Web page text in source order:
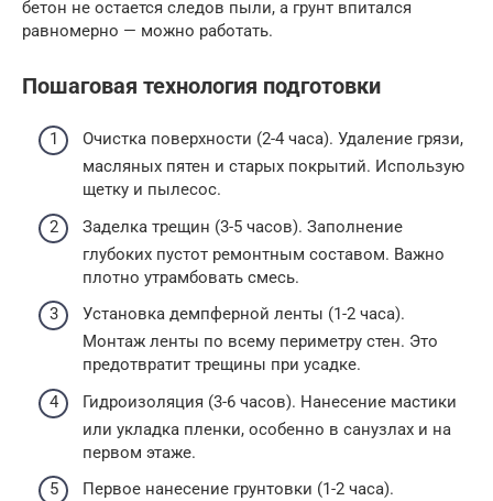
бетон не остается следов пыли, а грунт впитался
равномерно — можно работать.
Пошаговая технология подготовки
Очистка поверхности (2-4 часа). Удаление грязи,
масляных пятен и старых покрытий. Использую
щетку и пылесос.
Заделка трещин (3-5 часов). Заполнение
глубоких пустот ремонтным составом. Важно
плотно утрамбовать смесь.
Установка демпферной ленты (1-2 часа).
Монтаж ленты по всему периметру стен. Это
предотвратит трещины при усадке.
Гидроизоляция (3-6 часов). Нанесение мастики
или укладка пленки, особенно в санузлах и на
первом этаже.
Первое нанесение грунтовки (1-2 часа).